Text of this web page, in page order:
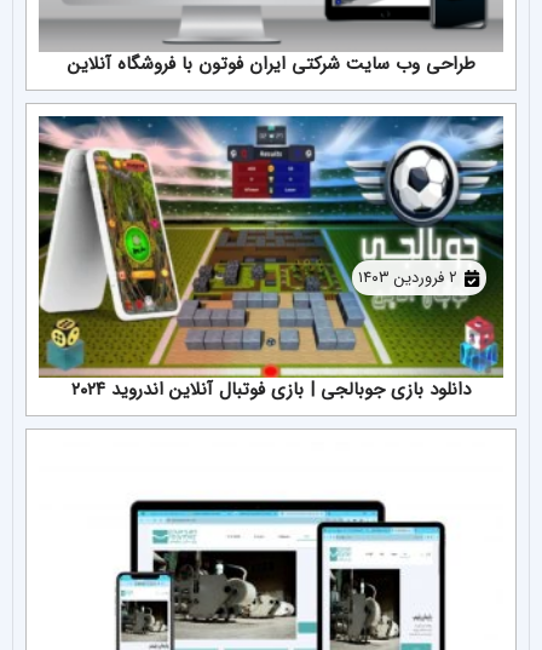
طراحی وب سایت شرکتی ایران فوتون با فروشگاه آنلاین
دانلود بازی جوبالجی | بازی فوتبال آنلاین اندروید ۲۰۲۴
۲ فروردین ۱۴۰۳